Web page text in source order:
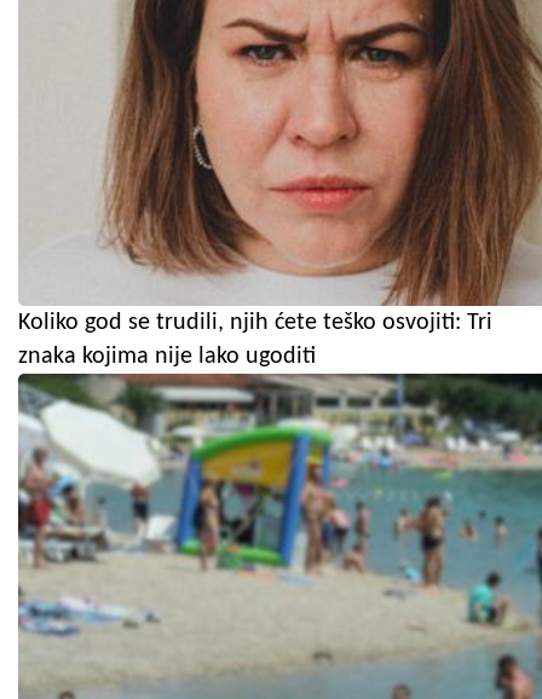
Koliko god se trudili, njih ćete teško osvojiti: Tri
znaka kojima nije lako ugoditi